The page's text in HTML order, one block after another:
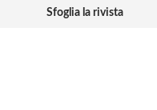
Sfoglia la rivista